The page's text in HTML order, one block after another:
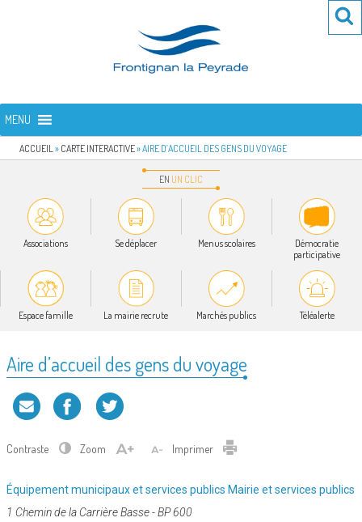
FRONTIGNAN LA PEYRADE
MENU
ACCUEIL » CARTE INTERACTIVE»AIRE D’ACCUEIL DES GENS DU VOYAGE
EN UN CLIC
Associations Se déplacer Menus scolaires
Démocratie
participative
Espace famille La mairie recrute Marchés publics Téléalerte
Aire d’accueil des gens du voyage
Contraste Zoom Imprimer
Catégorie
Équipement municipaux et services publics Mairie et services publics
1 Chemin de la Carrière Basse - BP 600